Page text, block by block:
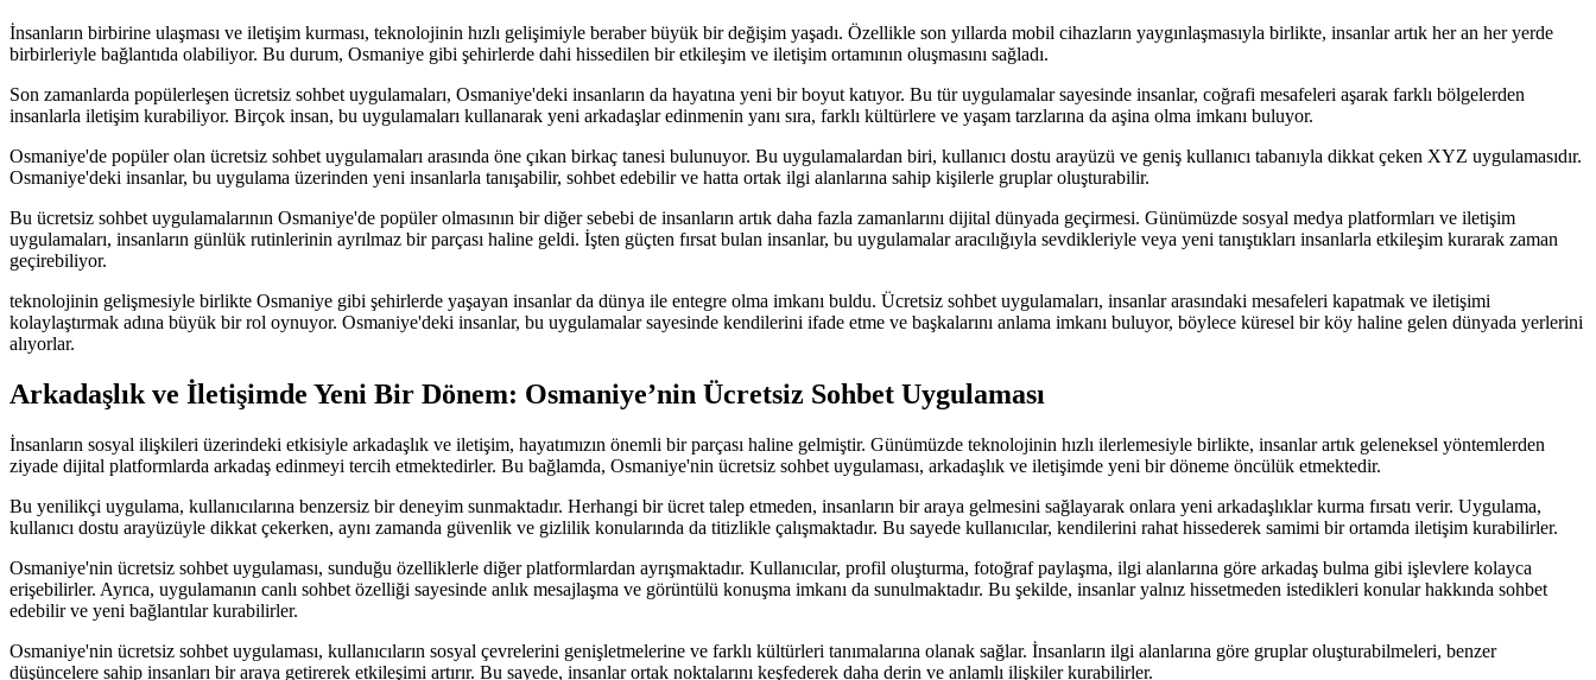
İnsanların birbirine ulaşması ve iletişim kurması, teknolojinin hızlı gelişimiyle beraber büyük bir değişim yaşadı. Özellikle son yıllarda mobil cihazların yaygınlaşmasıyla birlikte, insanlar artık her an her yerde
birbirleriyle bağlantıda olabiliyor. Bu durum, Osmaniye gibi şehirlerde dahi hissedilen bir etkileşim ve iletişim ortamının oluşmasını sağladı.
Son zamanlarda popülerleşen ücretsiz sohbet uygulamaları, Osmaniye'deki insanların da hayatına yeni bir boyut katıyor. Bu tür uygulamalar sayesinde insanlar, coğrafi mesafeleri aşarak farklı bölgelerden
insanlarla iletişim kurabiliyor. Birçok insan, bu uygulamaları kullanarak yeni arkadaşlar edinmenin yanı sıra, farklı kültürlere ve yaşam tarzlarına da aşina olma imkanı buluyor.
Osmaniye'de popüler olan ücretsiz sohbet uygulamaları arasında öne çıkan birkaç tanesi bulunuyor. Bu uygulamalardan biri, kullanıcı dostu arayüzü ve geniş kullanıcı tabanıyla dikkat çeken XYZ uygulamasıdır.
Osmaniye'deki insanlar, bu uygulama üzerinden yeni insanlarla tanışabilir, sohbet edebilir ve hatta ortak ilgi alanlarına sahip kişilerle gruplar oluşturabilir.
Bu ücretsiz sohbet uygulamalarının Osmaniye'de popüler olmasının bir diğer sebebi de insanların artık daha fazla zamanlarını dijital dünyada geçirmesi. Günümüzde sosyal medya platformları ve iletişim
uygulamaları, insanların günlük rutinlerinin ayrılmaz bir parçası haline geldi. İşten güçten fırsat bulan insanlar, bu uygulamalar aracılığıyla sevdikleriyle veya yeni tanıştıkları insanlarla etkileşim kurarak zaman
geçirebiliyor.
teknolojinin gelişmesiyle birlikte Osmaniye gibi şehirlerde yaşayan insanlar da dünya ile entegre olma imkanı buldu. Ücretsiz sohbet uygulamaları, insanlar arasındaki mesafeleri kapatmak ve iletişimi
kolaylaştırmak adına büyük bir rol oynuyor. Osmaniye'deki insanlar, bu uygulamalar sayesinde kendilerini ifade etme ve başkalarını anlama imkanı buluyor, böylece küresel bir köy haline gelen dünyada yerlerini
alıyorlar.
Arkadaşlık ve İletişimde Yeni Bir Dönem: Osmaniye’nin Ücretsiz Sohbet Uygulaması
İnsanların sosyal ilişkileri üzerindeki etkisiyle arkadaşlık ve iletişim, hayatımızın önemli bir parçası haline gelmiştir. Günümüzde teknolojinin hızlı ilerlemesiyle birlikte, insanlar artık geleneksel yöntemlerden
ziyade dijital platformlarda arkadaş edinmeyi tercih etmektedirler. Bu bağlamda, Osmaniye'nin ücretsiz sohbet uygulaması, arkadaşlık ve iletişimde yeni bir döneme öncülük etmektedir.
Bu yenilikçi uygulama, kullanıcılarına benzersiz bir deneyim sunmaktadır. Herhangi bir ücret talep etmeden, insanların bir araya gelmesini sağlayarak onlara yeni arkadaşlıklar kurma fırsatı verir. Uygulama,
kullanıcı dostu arayüzüyle dikkat çekerken, aynı zamanda güvenlik ve gizlilik konularında da titizlikle çalışmaktadır. Bu sayede kullanıcılar, kendilerini rahat hissederek samimi bir ortamda iletişim kurabilirler.
Osmaniye'nin ücretsiz sohbet uygulaması, sunduğu özelliklerle diğer platformlardan ayrışmaktadır. Kullanıcılar, profil oluşturma, fotoğraf paylaşma, ilgi alanlarına göre arkadaş bulma gibi işlevlere kolayca
erişebilirler. Ayrıca, uygulamanın canlı sohbet özelliği sayesinde anlık mesajlaşma ve görüntülü konuşma imkanı da sunulmaktadır. Bu şekilde, insanlar yalnız hissetmeden istedikleri konular hakkında sohbet
edebilir ve yeni bağlantılar kurabilirler.
Osmaniye'nin ücretsiz sohbet uygulaması, kullanıcıların sosyal çevrelerini genişletmelerine ve farklı kültürleri tanımalarına olanak sağlar. İnsanların ilgi alanlarına göre gruplar oluşturabilmeleri, benzer
düşüncelere sahip insanları bir araya getirerek etkileşimi artırır. Bu sayede, insanlar ortak noktalarını keşfederek daha derin ve anlamlı ilişkiler kurabilirler.